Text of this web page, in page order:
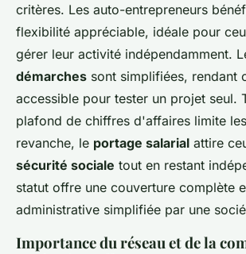
critères. Les auto-entrepreneurs
flexibilité appréciable, idéale pour
gérer leur activité indépendamment.
démarches sont simplifiées, rendant
accessible pour tester un projet seul.
plafond de chiffres d'affaires limite
revanche, le portage salarial attire
sécurité sociale tout en restant
statut offre une couverture complète
administrative simplifiée par une
Importance du réseau et de la